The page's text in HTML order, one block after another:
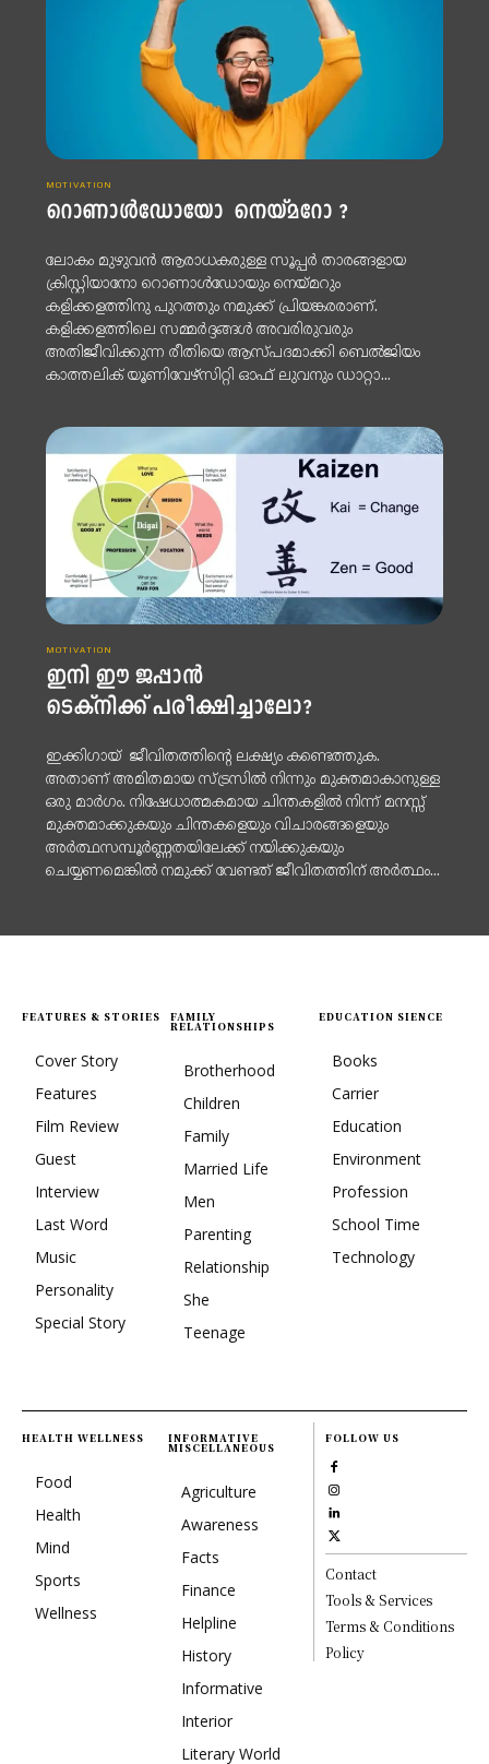
MOTIVATION
റൊണാൾഡോയോ നെയ്മറോ ?
ലോകം മുഴുവൻ ആരാധകരുള്ള സൂപ്പർ താരങ്ങളായ
ക്രിസ്റ്റിയാനോ റൊണാൾഡോയും നെയ്മറും
കളിക്കളത്തിനു പുറത്തും നമുക്ക് പ്രിയങ്കരരാണ്.
കളിക്കളത്തിലെ സമ്മർദ്ദങ്ങൾ അവരിരുവരും
അതിജീവിക്കുന്ന രീതിയെ ആസ്പദമാക്കി ബെൽജിയം
കാത്തലിക് യൂണിവേഴ്‌സിറ്റി ഓഫ് ലുവനും ഡാറ്റാ...
MOTIVATION
ഇനി ഈ ജപ്പാൻ
ടെക്‌നിക്ക് പരീക്ഷിച്ചാലോ?
ഇക്കിഗായ് ജീവിതത്തിന്റെ ലക്ഷ്യം കണ്ടെത്തുക.
അതാണ് അമിതമായ സ്ട്രസിൽ നിന്നും മുക്തമാകാനുള്ള
ഒരു മാർഗം. നിഷേധാത്മകമായ ചിന്തകളിൽ നിന്ന് മനസ്സ്
മുക്തമാക്കുകയും ചിന്തകളെയും വിചാരങ്ങളെയും
അർത്ഥസമ്പൂർണ്ണതയിലേക്ക് നയിക്കുകയും
ചെയ്യണമെങ്കിൽ നമുക്ക് വേണ്ടത് ജീവിതത്തിന് അർത്ഥം...
FEATURES & STORIES
Cover Story
Features
Film Review
Guest
Interview
Last Word
Music
Personality
Special Story
FAMILY
RELATIONSHIPS
Brotherhood
Children
Family
Married Life
Men
Parenting
Relationship
She
Teenage
EDUCATION SIENCE
Books
Carrier
Education
Environment
Profession
School Time
Technology
HEALTH WELLNESS
Food
Health
Mind
Sports
Wellness
INFORMATIVE
MISCELLANEOUS
Agriculture
Awareness
Facts
Finance
Helpline
History
Informative
Interior
Literary World
FOLLOW US
Contact
Tools & Services
Terms & Conditions
Policy